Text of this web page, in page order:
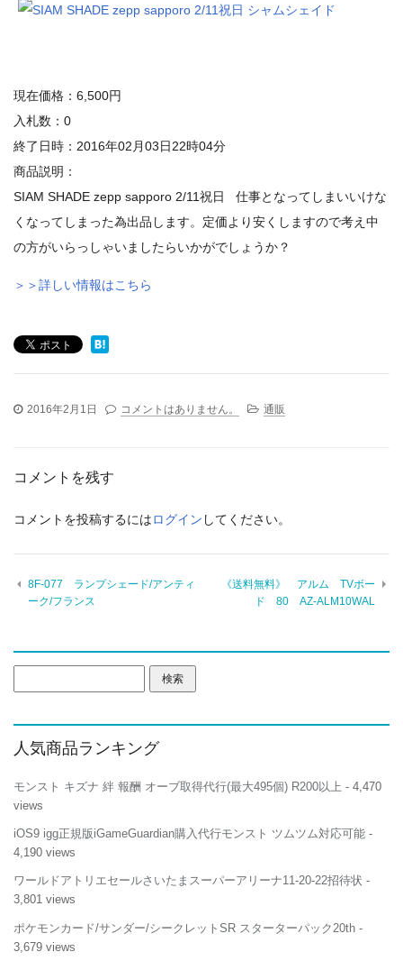
現在価格：6,500円
入札数：0
終了日時：2016年02月03日22時04分
商品説明：
SIAM SHADE zepp sapporo 2/11祝日 仕事となってしまいいけな
くなってしまった為出品します。定価より安くしますので考え中
の方がいらっしゃいましたらいかがでしょうか？
＞＞詳しい情報はこちら
2016年2月1日 コメントはありません。 通販
コメントを残す
コメントを投稿するにはログイン してください。
8F-077 ランプシェード/アンティ
ーク/フランス
《送料無料》 アルム TVボー
ド 80 AZ-ALM10WAL
索:
人気商品ランキング
モンスト キズナ 絆 報酬 オーブ取得代行(最大495個) R200以上 - 4,470
views
iOS9 igg正規版iGameGuardian購入代行モンスト ツムツム対応可能 -
4,190 views
ワールドアトリエセールさいたまスーパーアリーナ11-20-22招待状 -
3,801 views
ポケモンカード/サンダー/シークレットSR スターターパック20th -
3,679 views